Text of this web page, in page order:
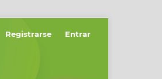
Registrarse Entrar